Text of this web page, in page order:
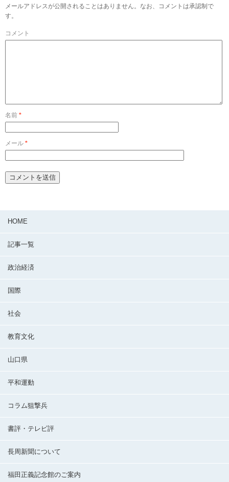
メールアドレスが公開されることはありません。なお、コメントは承認制で
す。
コメント
名前 *
メール *
HOME
記事一覧
政治経済
国際
社会
教育文化
山口県
平和運動
コラム狙撃兵
書評・テレビ評
長周新聞について
福田正義記念館のご案内